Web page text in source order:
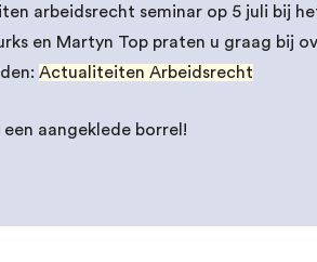
arbeidsrecht seminar op 5 juli bij
en Martyn Top praten u graag bij
Actualiteiten Arbeidsrecht
aangeklede borrel!